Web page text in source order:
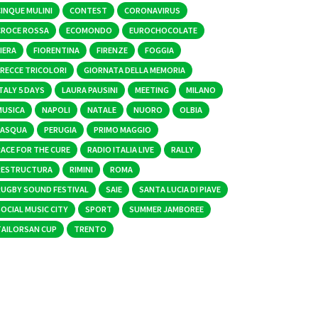
MULINI CONTEST
CORONAVIRUS
ROSSA
ECOMONDO
EUROCHOCOLATE
FIORENTINA FIRENZE
FOGGIA
TRICOLORI
GIORNATA DELLA MEMORIA
5 DAYS
LAURA PAUSINI MEETING
MILANO
NAPOLI NATALE NUORO
OLBIA
PERUGIA
PRIMO MAGGIO
FOR THE CURE
RADIO ITALIA LIVE
RALLY
RIMINI
ROMA
SOUND FESTIVAL
SAIE
SANTA LUCIA DI PIAVE
MUSIC CITY
SPORT
SUMMER JAMBOREE
CUP
TRENTO